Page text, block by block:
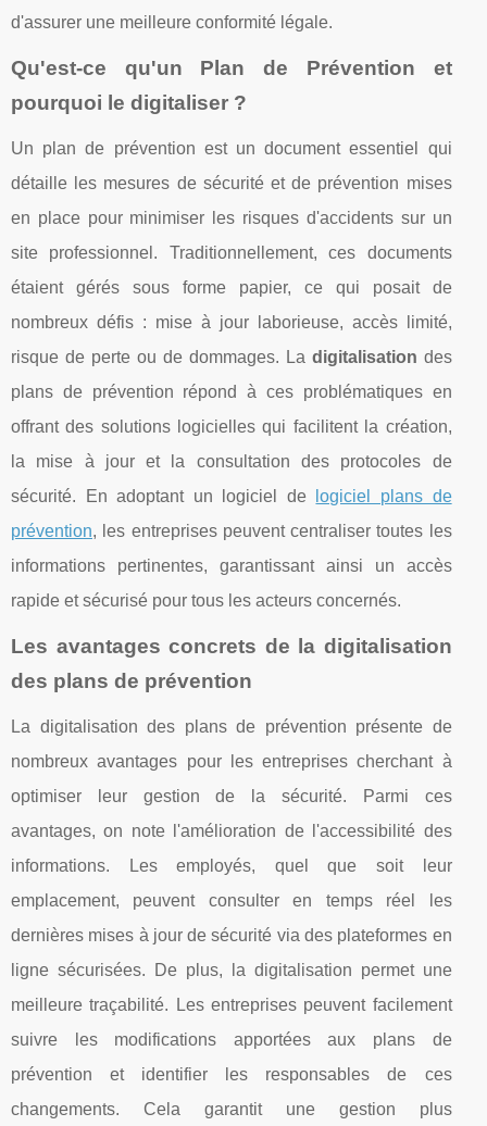
d'assurer une meilleure conformité légale.
Qu'est-ce qu'un Plan de Prévention et
pourquoi le digitaliser ?
Un plan de prévention est un document essentiel qui
détaille les mesures de sécurité et de prévention mises
en place pour minimiser les risques d'accidents sur un
site professionnel. Traditionnellement, ces documents
étaient gérés sous forme papier, ce qui posait de
nombreux défis : mise à jour laborieuse, accès limité,
risque de perte ou de dommages. La digitalisation des
plans de prévention répond à ces problématiques en
offrant des solutions logicielles qui facilitent la création,
la mise à jour et la consultation des protocoles de
sécurité. En adoptant un logiciel de
logiciel plans de
prévention, les entreprises peuvent centraliser toutes les
informations pertinentes, garantissant ainsi un accès
rapide et sécurisé pour tous les acteurs concernés.
Les avantages concrets de la digitalisation
des plans de prévention
La digitalisation des plans de prévention présente de
nombreux avantages pour les entreprises cherchant à
optimiser leur gestion de la sécurité. Parmi ces
avantages, on note l'amélioration de l'accessibilité des
informations. Les employés, quel que soit leur
emplacement, peuvent consulter en temps réel les
dernières mises à jour de sécurité via des plateformes en
ligne sécurisées. De plus, la digitalisation permet une
meilleure traçabilité. Les entreprises peuvent facilement
suivre les modifications apportées aux plans de
prévention et identifier les responsables de ces
changements. Cela garantit une gestion plus